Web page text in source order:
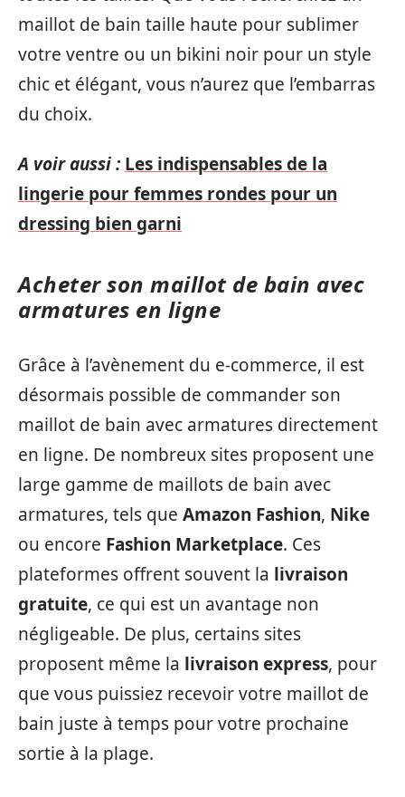
maillot de bain taille haute pour sublimer
votre ventre ou un bikini noir pour un style
chic et élégant, vous n’aurez que l’embarras
du choix.
A voir aussi : Les indispensables de la
lingerie pour femmes rondes pour un
dressing bien garni
Acheter son maillot de bain avec
armatures en ligne
Grâce à l’avènement du e-commerce, il est
désormais possible de commander son
maillot de bain avec armatures directement
en ligne. De nombreux sites proposent une
large gamme de maillots de bain avec
armatures, tels que Amazon Fashion, Nike
ou encore Fashion Marketplace. Ces
plateformes offrent souvent la livraison
gratuite, ce qui est un avantage non
négligeable. De plus, certains sites
proposent même la livraison express, pour
que vous puissiez recevoir votre maillot de
bain juste à temps pour votre prochaine
sortie à la plage.